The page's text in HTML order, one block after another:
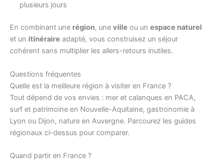
plusieurs jours
En combinant une région, une ville ou un espace naturel
et un itinéraire adapté, vous construisez un séjour
cohérent sans multiplier les allers-retours inutiles.
Questions fréquentes
Quelle est la meilleure région à visiter en France ?
Tout dépend de vos envies : mer et calanques en PACA,
surf et patrimoine en Nouvelle-Aquitaine, gastronomie à
Lyon ou Dijon, nature en Auvergne. Parcourez les guides
régionaux ci-dessus pour comparer.
Quand partir en France ?